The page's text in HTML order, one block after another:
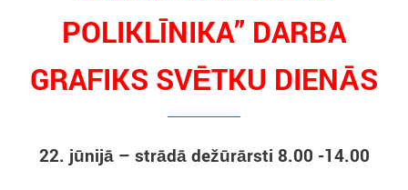
POLIKLĪNIKA” DARBA
GRAFIKS SVĒTKU DIENĀS
22. jūnijā– strādā dežūrārsti 8.00 -14.00